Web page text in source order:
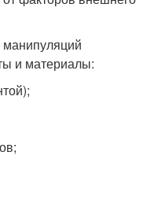
и материалы: